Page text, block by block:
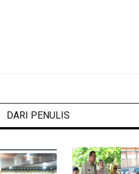
DARI PENULIS